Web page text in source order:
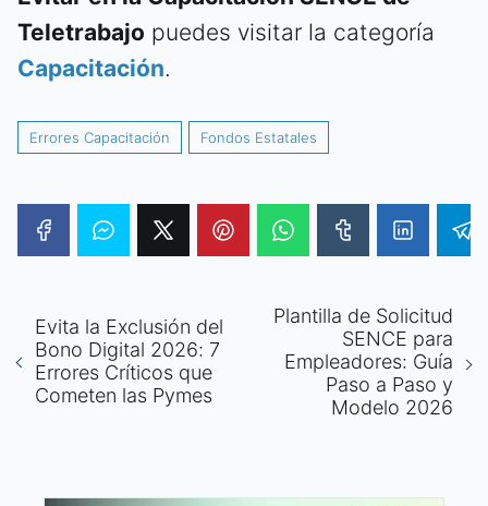
Teletrabajo puedes visitar la categoría
Capacitación.
Errores Capacitación Fondos Estatales
Evita la Exclusión del
Bono Digital 2026: 7
Errores Críticos que
Cometen las Pymes
Plantilla de Solicitud
SENCE para
Empleadores: Guía
Paso a Paso y
Modelo 2026